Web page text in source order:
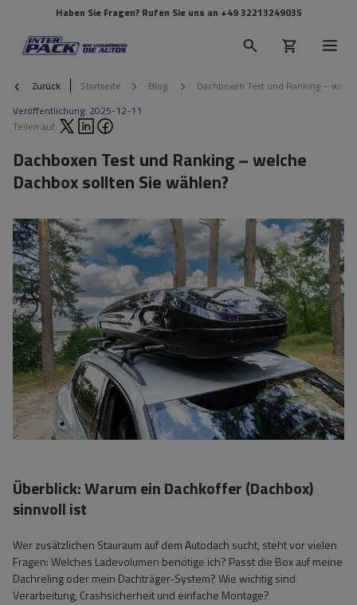
Haben Sie Fragen? Rufen Sie uns an +49 32213249035
Zurück Startseite Blog
Dachboxen Test und Ranking –
Veröffentlichung: 2025-12-11
Teilen auf:
Dachboxen Test und Ranking – welche
Dachbox sollten Sie wählen?
Überblick: Warum ein Dachkoffer (Dachbox)
sinnvoll ist
Wer zusätzlichen Stauraum auf dem Autodach sucht, steht vor vielen
Fragen: Welches Ladevolumen benötige ich? Passt die Box auf meine
Dachreling oder mein Dachträger-System? Wie wichtig sind
Verarbeitung, Crashsicherheit und einfache Montage?